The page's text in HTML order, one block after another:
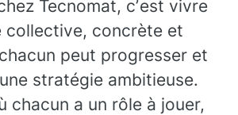
Tecnomat, cʼest vivre
collective, concrète et
peut progresser et
stratégie ambitieuse.
chacun a un rôle à jouer,